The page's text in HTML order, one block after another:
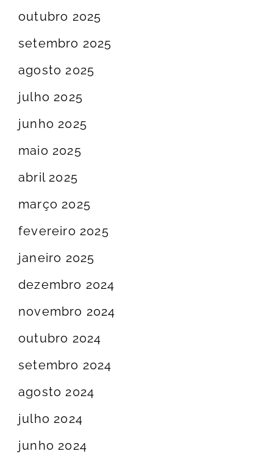
outubro 2025
setembro 2025
agosto 2025
julho 2025
junho 2025
maio 2025
abril 2025
março 2025
fevereiro 2025
janeiro 2025
dezembro 2024
novembro 2024
outubro 2024
setembro 2024
agosto 2024
julho 2024
junho 2024